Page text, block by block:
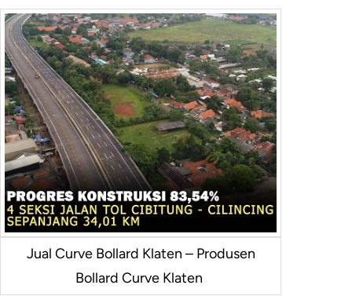
Jual Curve Bollard Klaten – Produsen
Bollard Curve Klaten